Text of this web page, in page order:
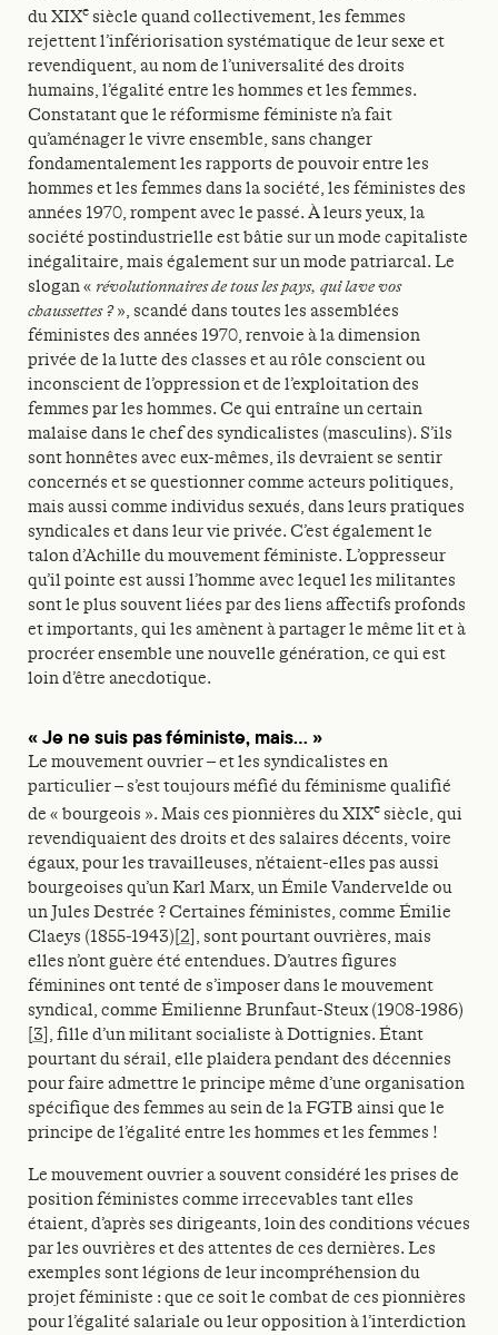
du XIXe siècle quand collectivement, les femmes
rejettent l’infériorisation systématique de leur sexe et
revendiquent, au nom de l’universalité des droits
humains, l’égalité entre les hommes et les femmes.
Constatant que le réformisme féministe n’a fait
qu’aménager le vivre ensemble, sans changer
fondamentalement les rapports de pouvoir entre les
hommes et les femmes dans la société, les féministes des
années 1970, rompent avec le passé. À leurs yeux, la
société postindustrielle est bâtie sur un mode capitaliste
inégalitaire, mais également sur un mode patriarcal. Le
slogan « révolutionnaires de tous les pays, qui lave vos
chaussettes ?», scandé dans toutes les assemblées
féministes des années 1970, renvoie à la dimension
privée de la lutte des classes et au rôle conscient ou
inconscient de l’oppression et de l’exploitation des
femmes par les hommes. Ce qui entraîne un certain
malaise dans le chef des syndicalistes (masculins). S’ils
sont honnêtes avec eux-mêmes, ils devraient se sentir
concernés et se questionner comme acteurs politiques,
mais aussi comme individus sexués, dans leurs pratiques
syndicales et dans leur vie privée. C’est également le
talon d’Achille du mouvement féministe. L’oppresseur
qu’il pointe est aussi l’homme avec lequel les militantes
sont le plus souvent liées par des liens affectifs profonds
et importants, qui les amènent à partager le même lit et à
procréer ensemble une nouvelle génération, ce qui est
loin d’être anecdotique.
« Je ne suis pas féministe, mais… »
Le mouvement ouvrier – et les syndicalistes en
particulier – s’est toujours méfié du féminisme qualifié
de « bourgeois ». Mais ces pionnières du XIXe siècle, qui
revendiquaient des droits et des salaires décents, voire
égaux, pour les travailleuses, n’étaient-elles pas aussi
bourgeoises qu’un Karl Marx, un Émile Vandervelde ou
un Jules Destrée ? Certaines féministes, comme Émilie
Claeys (1855-1943) [2] , sont pourtant ouvrières, mais
elles n’ont guère été entendues. D’autres figures
féminines ont tenté de s’imposer dans le mouvement
syndical, comme Émilienne Brunfaut-Steux (1908-1986)
[3] , fille d’un militant socialiste à Dottignies. Étant
pourtant du sérail, elle plaidera pendant des décennies
pour faire admettre le principe même d’une organisation
spécifique des femmes au sein de la FGTB ainsi que le
principe de l’égalité entre les hommes et les femmes !
Le mouvement ouvrier a souvent considéré les prises de
position féministes comme irrecevables tant elles
étaient, d’après ses dirigeants, loin des conditions vécues
par les ouvrières et des attentes de ces dernières. Les
exemples sont légions de leur incompréhension du
projet féministe : que ce soit le combat de ces pionnières
pour l’égalité salariale ou leur opposition à l’interdiction